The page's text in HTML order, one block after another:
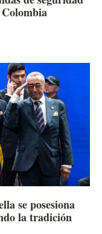
se posesiona
la tradición